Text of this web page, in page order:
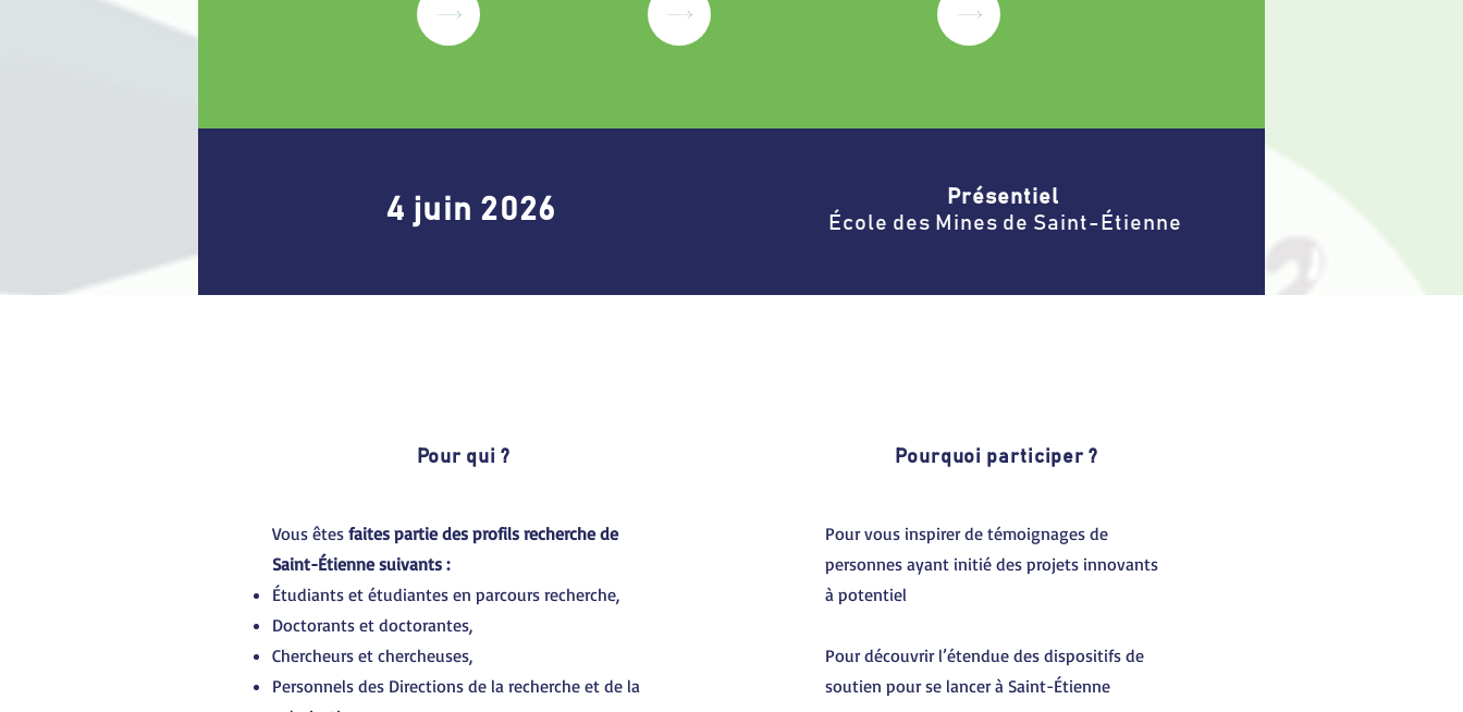
4 juin 2026
Présentiel
École des Mines de Saint-Étienne
Pour qui ?
Vous êtes faites partie des profils recherche de
Saint-Étienne suivants :
Étudiants et étudiantes en parcours recherche,
Doctorants et doctorantes,
Chercheurs et chercheuses,
Personnels des Directions de la recherche et de la
Pourquoi participer ?
Pourvous inspirer de témoignages de
personnes ayant initié des projets innovants
à potentiel
Pour découvrir l’étendue des dispositifs de
soutien pour se lancer à Saint-Étienne